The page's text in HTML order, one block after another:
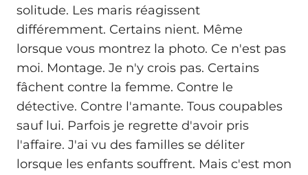
solitude. Les maris réagissent
différemment. Certains nient. Même
lorsque vous montrez la photo. Ce n'est pas
moi. Montage. Je n'y crois pas. Certains
fâchent contre la femme. Contre le
détective. Contre l'amante. Tous coupables
sauf lui. Parfois je regrette d'avoir pris
l'affaire. J'ai vu des familles se déliter
lorsque les enfants souffrent. Mais c'est mon